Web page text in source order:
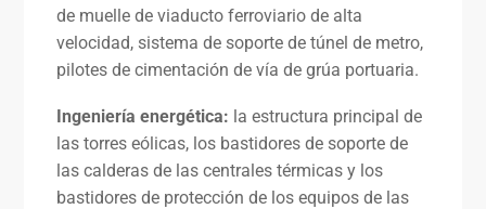
de muelle de viaducto ferroviario de alta
velocidad, sistema de soporte de túnel de metro,
pilotes de cimentación de vía de grúa portuaria.
Ingeniería energética: la estructura principal de
las torres eólicas, los bastidores de soporte de
las calderas de las centrales térmicas y los
bastidores de protección de los equipos de las